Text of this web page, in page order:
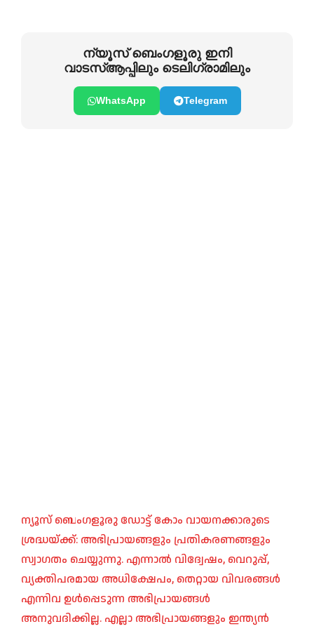
ന്യൂസ് ബെംഗളൂരു ഇനി
വാടസ്ആപ്പിലും ടെലിഗ്രാമിലും
WhatsApp Telegram
ന്യൂസ് ബെംഗളൂരു ഡോട്ട് കോം വായനക്കാരുടെ
ശ്രദ്ധയ്ക്ക്: അഭിപ്രായങ്ങളും പ്രതികരണങ്ങളും
സ്വാഗതം ചെയ്യുന്നു. എന്നാൽ വിദ്വേഷം, വെറുപ്പ്,
വ്യക്തിപരമായ അധിക്ഷേപം, തെറ്റായ വിവരങ്ങൾ
എന്നിവ ഉൾപ്പെടുന്ന അഭിപ്രായങ്ങൾ
അനുവദിക്കില്ല. എല്ലാ അഭിപ്രായങ്ങളും ഇന്ത്യൻ